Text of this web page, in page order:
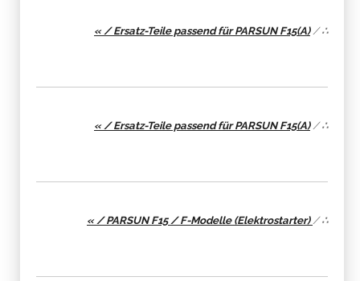
« / Ersatz-Teile passend für PARSUN F15(A)/∴
« / Ersatz-Teile passend für PARSUN F15(A)/∴
« / PARSUN F15 / F-Modelle (Elektrostarter) /∴